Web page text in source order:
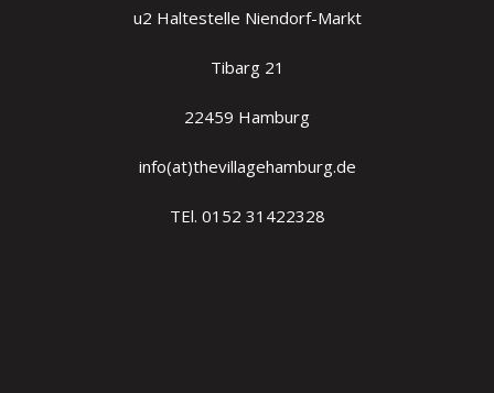
u2 Haltestelle Niendorf-Markt
Tibarg 21
22459 Hamburg
info(at)thevillagehamburg.de
TEl. 0152 31422328